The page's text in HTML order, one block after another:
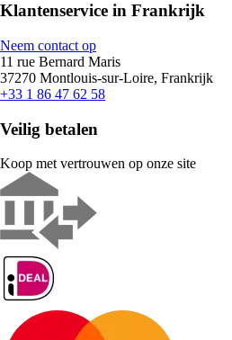
Klantenservice in Frankrijk
Neem contact op
11 rue Bernard Maris
37270 Montlouis-sur-Loire, Frankrijk
+33 1 86 47 62 58
Veilig betalen
Koop met vertrouwen op onze site